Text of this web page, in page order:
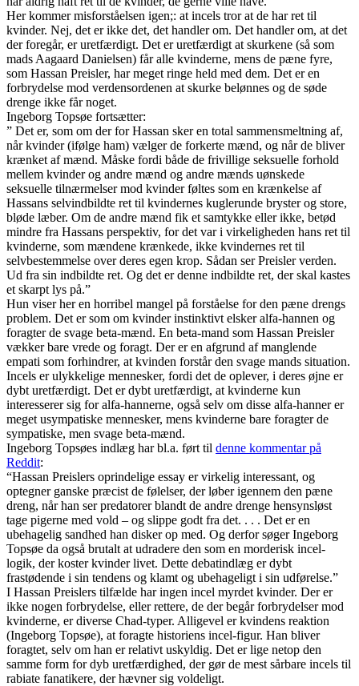
Her kommer misforståelsen igen;: at incels tror at de har ret til
kvinder. Nej, det er ikke det, det handler om. Det handler om, at det
der foregår, er uretfærdigt. Det er uretfærdigt at skurkene (så som
mads Aagaard Danielsen) får alle kvinderne, mens de pæne fyre,
som Hassan Preisler, har meget ringe held med dem. Det er en
forbrydelse mod verdensordenen at skurke belønnes og de søde
drenge ikke får noget.
Ingeborg Topsøe fortsætter:
” Det er, som om der for Hassan sker en total sammensmeltning af,
når kvinder (ifølge ham) vælger de forkerte mænd, og når de bliver
krænket af mænd. Måske fordi både de frivillige seksuelle forhold
mellem kvinder og andre mænd og andre mænds uønskede
seksuelle tilnærmelser mod kvinder føltes som en krænkelse af
Hassans selvindbildte ret til kvindernes kuglerunde bryster og store,
bløde læber. Om de andre mænd fik et samtykke eller ikke, betød
mindre fra Hassans perspektiv, for det var i virkeligheden hans ret til
kvinderne, som mændene krænkede, ikke kvindernes ret til
selvbestemmelse over deres egen krop. Sådan ser Preisler verden.
Ud fra sin indbildte ret. Og det er denne indbildte ret, der skal kastes
et skarpt lys på.”
Hun viser her en horribel mangel på forståelse for den pæne drengs
problem. Det er som om kvinder instinktivt elsker alfa-hannen og
foragter de svage beta-mænd. En beta-mand som Hassan Preisler
vækker bare vrede og foragt. Der er en afgrund af manglende
empati som forhindrer, at kvinden forstår den svage mands situation.
Incels er ulykkelige mennesker, fordi det de oplever, i deres øjne er
dybt uretfærdigt. Det er dybt uretfærdigt, at kvinderne kun
interesserer sig for alfa-hannerne, også selv om disse alfa-hanner er
meget usympatiske mennesker, mens kvinderne bare foragter de
sympatiske, men svage beta-mænd.
Ingeborg Topsøes indlæg har bl.a. ført til denne kommentar på
Reddit:
“Hassan Preislers oprindelige essay er virkelig interessant, og
optegner ganske præcist de følelser, der løber igennem den pæne
dreng, når han ser predatorer blandt de andre drenge hensynsløst
tage pigerne med vold – og slippe godt fra det. . . . Det er en
ubehagelig sandhed han disker op med. Og derfor søger Ingeborg
Topsøe da også brutalt at udradere den som en morderisk incel-
logik, der koster kvinder livet. Dette debatindlæg er dybt
frastødende i sin tendens og klamt og ubehageligt i sin udførelse.”
I Hassan Preislers tilfælde har ingen incel myrdet kvinder. Der er
ikke nogen forbrydelse, eller rettere, de der begår forbrydelser mod
kvinderne, er diverse Chad-typer. Alligevel er kvindens reaktion
(Ingeborg Topsøe), at foragte historiens incel-figur. Han bliver
foragtet, selv om han er relativt uskyldig. Det er lige netop den
samme form for dyb uretfærdighed, der gør de mest sårbare incels til
rabiate fanatikere, der hævner sig voldeligt.